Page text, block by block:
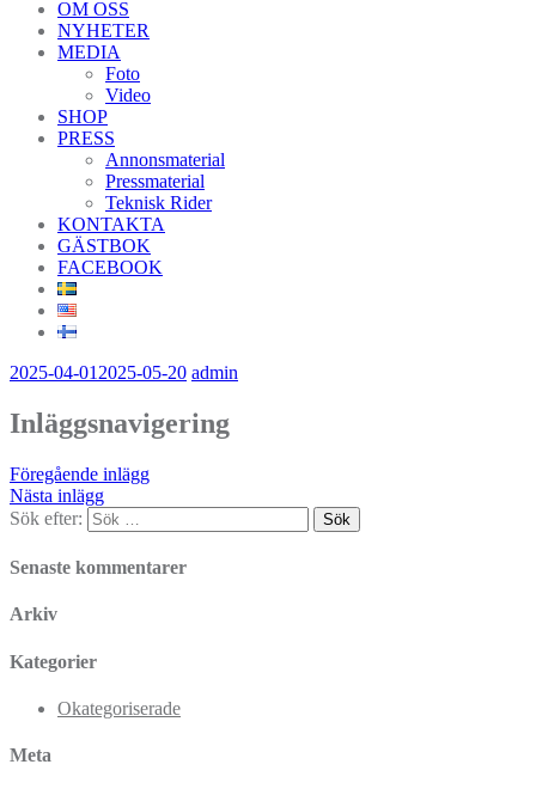
OM OSS
NYHETER
MEDIA
Foto
Video
SHOP
PRESS
Annonsmaterial
Pressmaterial
Teknisk Rider
KONTAKTA
GÄSTBOK
FACEBOOK
2025-04-01 2025-05-20 admin
Inläggsnavigering
Föregående inlägg
Nästa inlägg
Sök efter:
Senaste kommentarer
Arkiv
Kategorier
Okategoriserade
Meta